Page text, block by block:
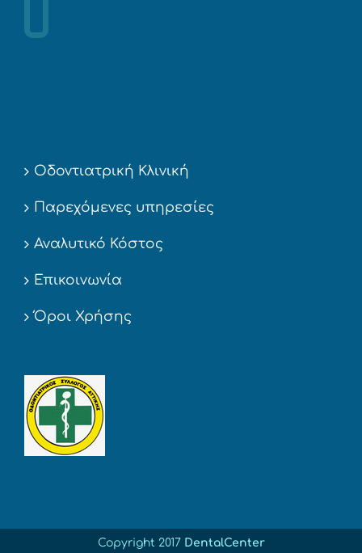
Οδοντιατρική Κλινική
Παρεχόμενες υπηρεσίες
Αναλυτικό Κόστος
Επικοινωνία
Όροι Χρήσης
Copyright 2017 DentalCenter